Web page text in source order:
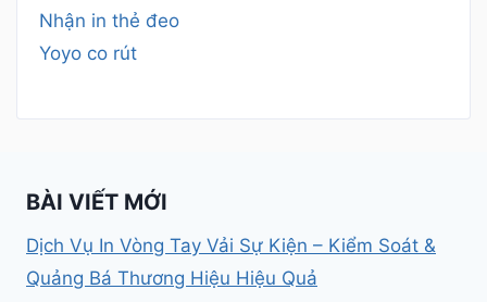
Nhận in thẻ đeo
Yoyo co rút
BÀI VIẾT MỚI
Dịch Vụ In Vòng Tay Vải Sự Kiện – Kiểm Soát &
Quảng Bá Thương Hiệu Hiệu Quả